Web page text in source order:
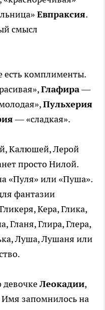
Евпраксия.
смысл
есть комплименты.
Глафира—
Пульхерия
— «сладкая».
Калюшей, Лерой
просто Нилой.
«Пуля» или «Пуша».
фантазии
Кера, Глика,
Гланя, Глира, Глера,
Луша, Лушаня или
девочкеЛеокадии,
запомнилось на